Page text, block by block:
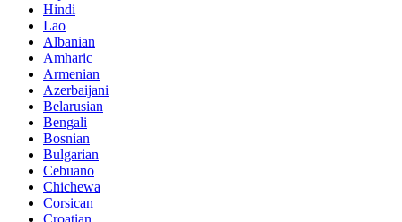
Hindi
Lao
Albanian
Amharic
Armenian
Azerbaijani
Belarusian
Bengali
Bosnian
Bulgarian
Cebuano
Chichewa
Corsican